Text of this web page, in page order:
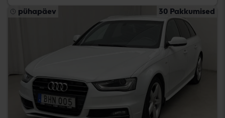
pühapäev 30 Pakkumised